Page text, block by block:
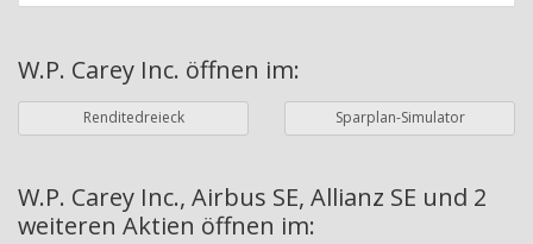
Stabiles Absolutes Dividenden-Wachstum
Dividendenrendite (angekündigt)
Adj. Dividendenrendite (Market Cap)
Währung Bilanzierungswährung
Periodentyp
Jahre
Perioden
W.P. Carey Inc. öffnen im:
Renditedreieck Sparplan-Simulator
W.P. Carey Inc., Airbus SE, Allianz SE und 2
weiteren Aktien öffnen im: